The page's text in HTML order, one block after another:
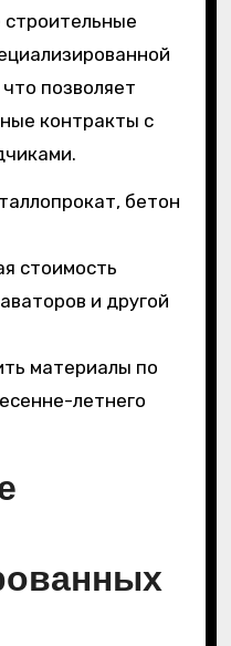
позволяет
контракты с
бетон
стоимость
и другой
материалы по
летнего